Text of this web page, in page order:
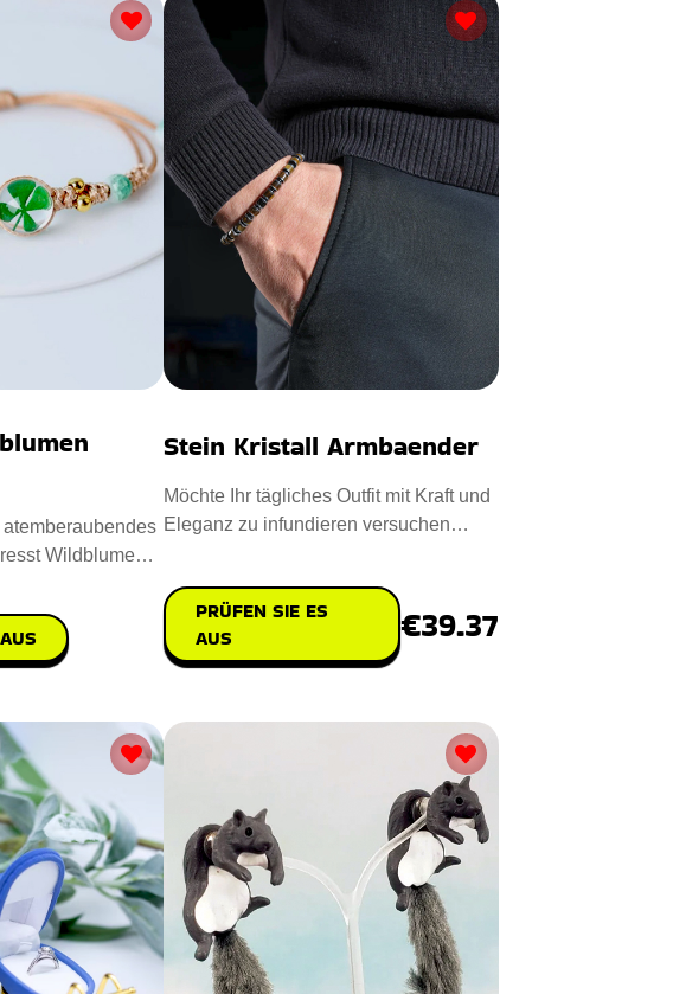
Wildblumen
Stein Kristall Armbaender
Möchte Ihr tägliches Outfit mit Kraft und
Eleganz zu infundieren versuchen
PRÜFEN SIE ES
AUS
€39.37